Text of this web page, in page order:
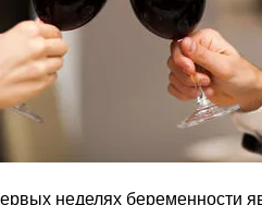
неделях беременности